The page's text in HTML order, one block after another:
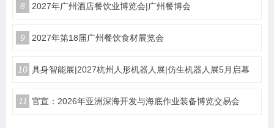
8 2027年广州酒店餐饮业博览会|广州餐博会
9 2027年第18届广州餐饮食材展览会
10 具身智能展|2027杭州人形机器人展|仿生机器人展5月启幕
11 官宣：2026年亚洲深海开发与海底作业装备博览交易会